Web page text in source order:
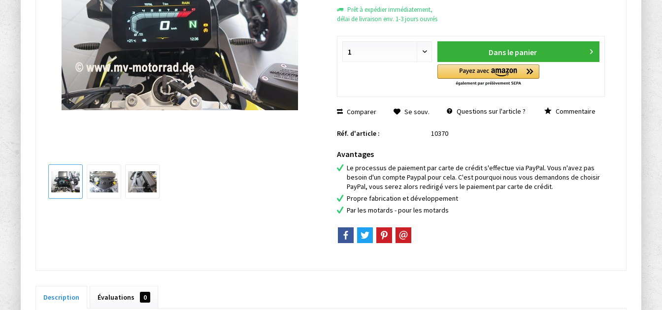
Prêt à expédier immédiatement,
délai de livraison env. 1-3 jours ouvrés
Dans le panier
Comparer Se souv. Questions sur l'article ? Commentaire
Réf. d'article : 10370
Avantages
Le processus de paiement par carte de crédit s'effectue via PayPal. Vous n'avez pas
besoin d'un compte Paypal pour cela. C'est pourquoi nous vous demandons de choisir
PayPal, vous serez alors redirigé vers le paiement par carte de crédit.
Propre fabrication et développement
Par les motards - pour les motards
Description Évaluations 0